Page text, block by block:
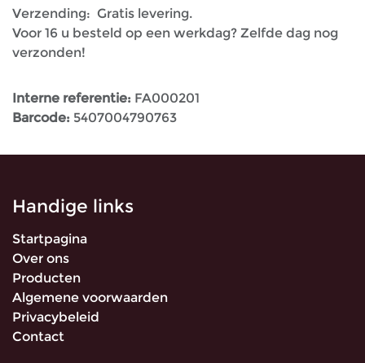
Verzending: Gratis levering.
Voor 16 u besteld op een werkdag? Zelfde dag nog
verzonden!
Interne referentie: FA000201
Barcode: 5407004790763
Handige links
Startpagina
Over ons
Producten
Algemene voorwaarden
Privacybeleid
Contact